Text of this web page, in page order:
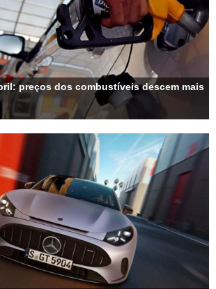
preços dos combustíveis descem mais